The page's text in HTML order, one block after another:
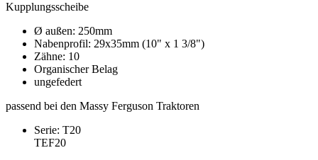
Kupplungsscheibe
Ø außen: 250mm
Nabenprofil: 29x35mm (10" x 1 3/8")
Zähne: 10
Organischer Belag
ungefedert
passend bei den Massy Ferguson Traktoren
Serie: T20
TEF20